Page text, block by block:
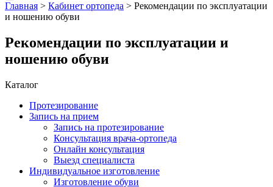
Главная > Кабинет ортопеда > Рекомендации по эксплуатации
и ношению обуви
Рекомендации по эксплуатации и
ношению обуви
Каталог
Протезирование
Запись на прием
Запись на протезирование
Консультация врача-ортопеда
Онлайн консультация
Выезд специалиста
Индивидуальное изготовление
Изготовление обуви